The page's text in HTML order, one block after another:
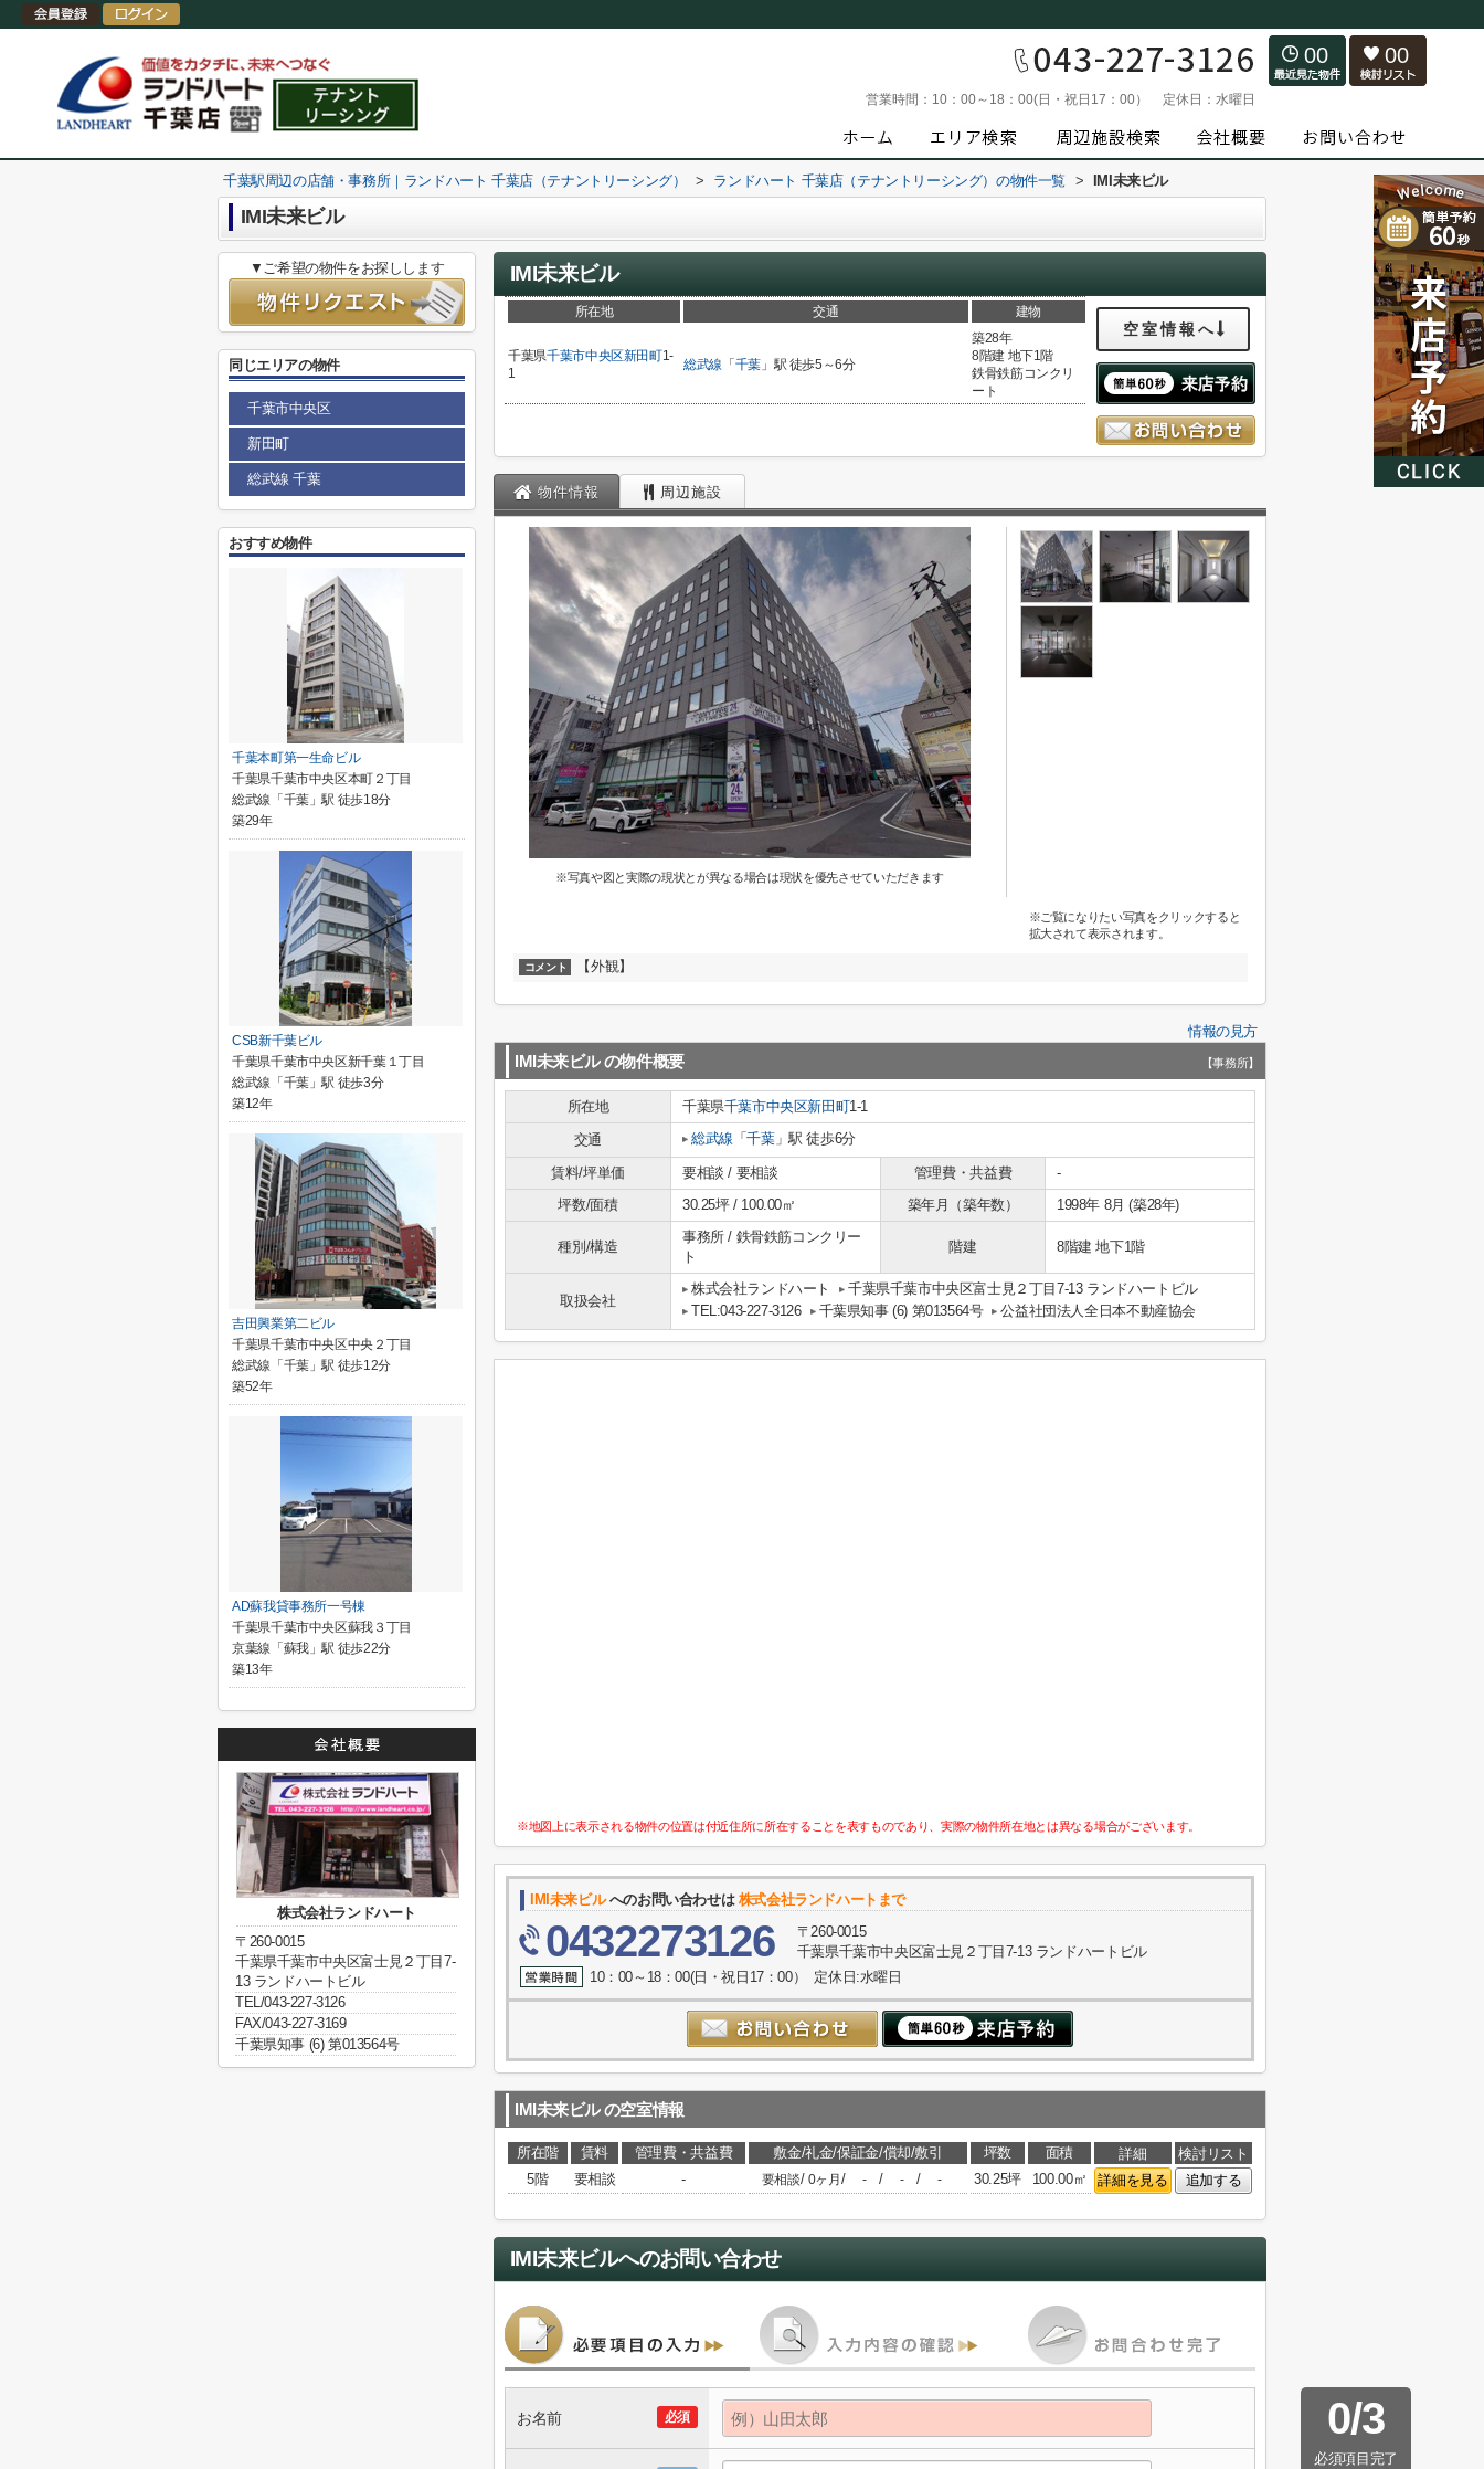
営業時間： 10：00～18：00(日・祝日17：00） 定休日： 水曜日
00 00
千葉駅周辺の店舗・事務所｜ランドハート 千葉店（テナントリーシング） > ランドハート 千葉店（テナントリーシング）の物件一覧 > IMI未来ビル
IMI未来ビル
IMI未来ビル
所在地 交通 建物
千葉県千葉市中央区新田町1-
1
総武線 「 千葉」駅 徒歩5～6分
築28年
8階建 地下1階
鉄骨鉄筋コンクリ
ート
空室情報へ
物件情報 周辺施設
※写真や図と実際の現状とが異なる場合は現状を優先させていただきます
※ご覧になりたい写真をクリックすると
拡大されて表示されます。
コメント 【外観】
情報の見方
IMI未来ビルの物件概要 【事務所】
所在地 千葉県千葉市中央区新田町1-1
交通
総武線 「千葉」駅 徒歩6分
賃料/坪単価 要相談 / 要相談 管理費・共益費
-
坪数/面積
30.25坪 / 100.00㎡ 築年月（築年数） 1998年 8月 (築28年)
種別/構造
事務所 / 鉄骨鉄筋コンクリー
ト
階建 8階建 地下1階
取扱会社
株式会社ランドハート
千葉県千葉市中央区富士見２丁目7-13 ランドハートビル
TEL:043-227-3126
千葉県知事 (6) 第013564号 公益社団法人全日本不動産協会
※地図上に表示される物件の位置は付近住所に所在することを表すものであり、実際の物件所在地とは異なる場合がございます。
IMI未来ビルへのお問い合わせは 株式会社ランドハートまで
0432273126
〒260-0015
千葉県千葉市中央区富士見２丁目7-13 ランドハートビル
10：00～18：00(日・祝日17：00） 定休日:水曜日
IMI未来ビルの空室情報
所在階 賃料 管理費・共益費 敷金/礼金/保証金/償却/敷引 坪数 面積 詳細
検討リスト
5階
要相談 - 要相談/ 0ヶ月 / - / - / - 30.25坪 100.00㎡ 詳細を見る 追加する
IMI未来ビルへのお問い合わせ
0/3
必須項目完了
必須
お名前
▼ご希望の物件をお探しします
同じエリアの物件
千葉市中央区
新田町
総武線 千葉
おすすめ物件
千葉本町第一生命ビル
千葉県千葉市中央区本町２丁目
総武線「千葉」駅 徒歩18分
築29年
CSB新千葉ビル
千葉県千葉市中央区新千葉１丁目
総武線「千葉」駅 徒歩3分
築12年
吉田興業第二ビル
千葉県千葉市中央区中央２丁目
総武線「千葉」駅 徒歩12分
築52年
AD蘇我貸事務所一号棟
千葉県千葉市中央区蘇我３丁目
京葉線「蘇我」駅 徒歩22分
築13年
株式会社ランドハート
〒260-0015
千葉県千葉市中央区富士見２丁目7-
13 ランドハートビル
TEL/043-227-3126
FAX/043-227-3169
千葉県知事 (6) 第013564号